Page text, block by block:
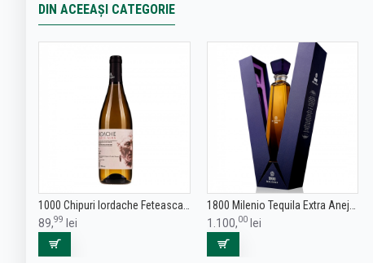
DIN ACEEAȘI CATEGORIE
89,99 lei
1.100,00lei